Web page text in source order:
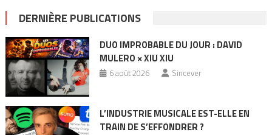
DERNIÈRE PUBLICATIONS
DUO IMPROBABLE DU JOUR : DAVID
MULERO × XIU XIU
6 août 2026 Sincever
L’INDUSTRIE MUSICALE EST-ELLE EN
TRAIN DE S’EFFONDRER ?